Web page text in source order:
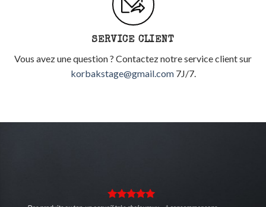
SERVICE CLIENT
Vous avez une question ? Contactez notre service client sur
korbakstage@gmail.com7J/7.